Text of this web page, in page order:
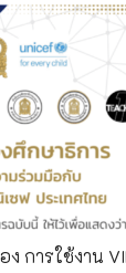
การใช้งาน